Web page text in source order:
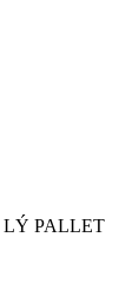
PALLET